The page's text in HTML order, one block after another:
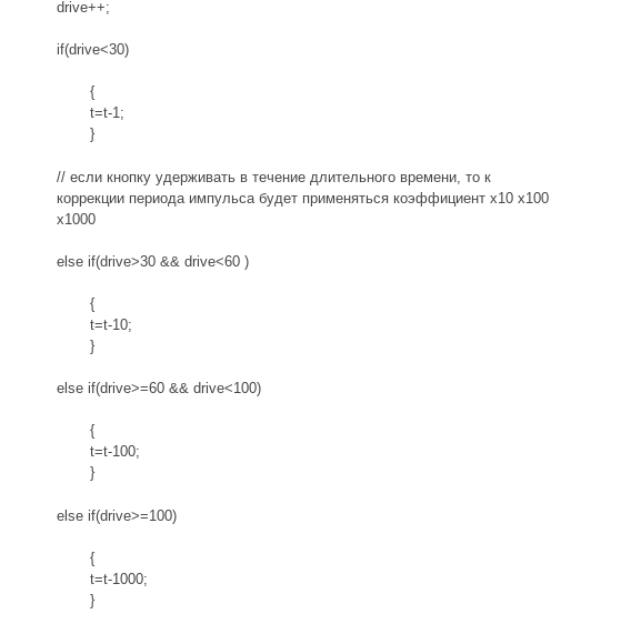
drive++;
if(drive<30)
{
t=t-1;
}
// если кнопку удерживать в течение длительного времени, то к
коррекции периода импульса будет применяться коэффициент x10 x100
x1000
else if(drive>30 && drive<60 )
{
t=t-10;
}
else if(drive>=60 && drive<100)
{
t=t-100;
}
else if(drive>=100)
{
t=t-1000;
}